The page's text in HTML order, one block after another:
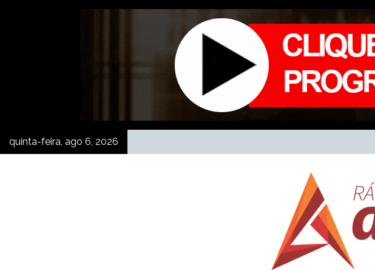
quinta-feira, ago 6, 2026